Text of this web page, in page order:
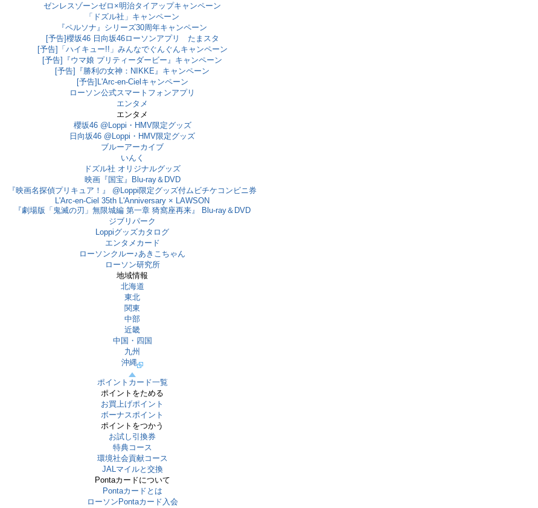
ゼンレスゾーンゼロ×明治タイアップキャンペーン
「ドズル社」キャンペーン
『ペルソナ』シリーズ30周年キャンペーン
[予告]櫻坂46 日向坂46ローソンアプリ たまスタ
[予告]「ハイキュー!!」みんなでぐんぐんキャンペーン
[予告]『ウマ娘 プリティーダービー』キャンペーン
[予告]『勝利の女神：NIKKE』キャンペーン
[予告]L'Arc-en-Cielキャンペーン
ローソン公式スマートフォンアプリ
エンタメ
エンタメ
櫻坂46 @Loppi・HMV限定グッズ
日向坂46 @Loppi・HMV限定グッズ
ブルーアーカイブ
いんく
ドズル社 オリジナルグッズ
映画『国宝』Blu-ray＆DVD
『映画名探偵プリキュア！』 @Loppi限定グッズ付ムビチケコンビニ券
L'Arc-en-Ciel 35th L'Anniversary × LAWSON
『劇場版「鬼滅の刃」無限城編 第一章 猗窩座再来』 Blu-ray＆DVD
ジブリパーク
Loppiグッズカタログ
エンタメカード
ローソンクルー♪あきこちゃん
ローソン研究所
地域情報
北海道
東北
関東
中部
近畿
中国・四国
九州
沖縄
ポイントカード一覧
ポイントをためる
お買上げポイント
ボーナスポイント
ポイントをつかう
お試し引換券
特典コース
環境社会貢献コース
JALマイルと交換
Pontaカードについて
Pontaカードとは
ローソンPontaカード入会